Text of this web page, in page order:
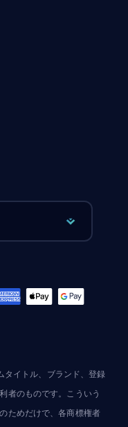
イトル、ブランド、登録
者のものです。こういう
ためだけで、各商標権者